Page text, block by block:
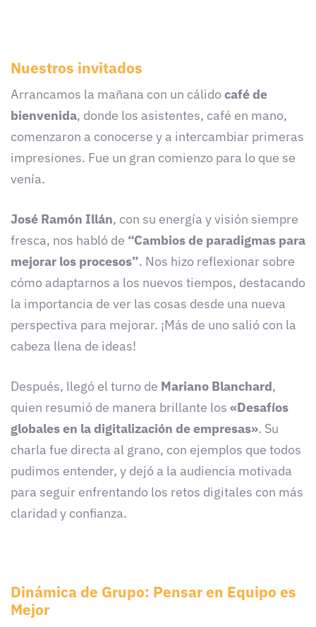
Nuestros invitados
Arrancamos la mañana con un cálidocafé de
bienvenida, donde los asistentes, café en mano,
comenzaron a conocerse y a intercambiar primeras
impresiones. Fue un gran comienzo para lo que se
venía.
José Ramón Illán, con su energía y visión siempre
fresca, nos habló de “Cambios de paradigmas para
mejorar los procesos”. Nos hizo reflexionar sobre
cómo adaptarnos a los nuevos tiempos, destacando
la importancia de ver las cosas desde una nueva
perspectiva para mejorar. ¡Más de uno salió con la
cabeza llena de ideas!
Después, llegó el turno de Mariano Blanchard,
quien resumió de manera brillante los «Desafíos
globales en la digitalización de empresas». Su
charla fue directa al grano, con ejemplos que todos
pudimos entender, y dejó a la audiencia motivada
para seguir enfrentando los retos digitales con más
claridad y confianza.
Dinámica de Grupo: Pensar en Equipo es
Mejor